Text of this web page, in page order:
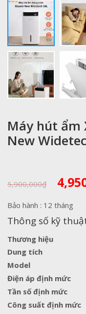
Máy hút ẩm
New
5,900,000₫ Giá
gốc
là:
Bảo hành : 12 tháng
Thông số kỹ
Thương hiệu
Dung tích
Model
Điện áp định mức
Tần số định mức
Công suất định mức